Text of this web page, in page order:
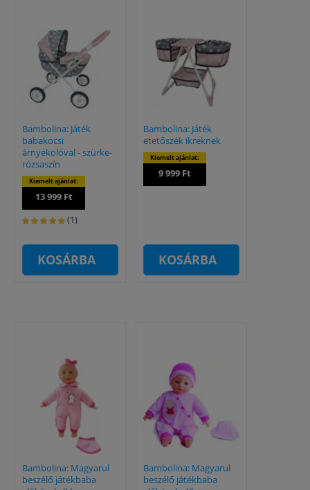
Bambolina: Játék
babakocsi
árnyékolóval - szürke-
rózsaszín
Kiemelt ajánlat:
13 999 Ft
(1)
KOSÁRBA
Bambolina: Játék
etetőszék ikreknek
Kiemelt ajánlat:
9 999 Ft
KOSÁRBA
Bambolina: Magyarul
beszélő játékbaba
Bambolina: Magyarul
beszélő játékbaba